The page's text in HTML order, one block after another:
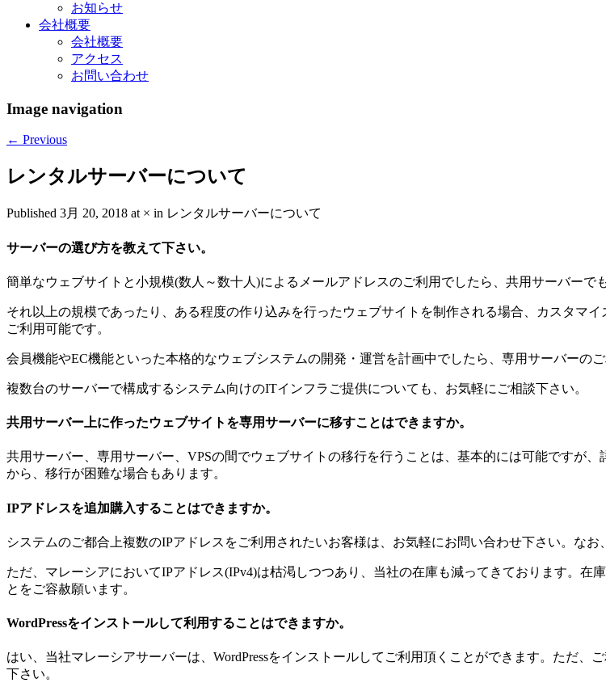
お知らせ
会社概要
会社概要
アクセス
お問い合わせ
Image navigation
← Previous
レンタルサーバーについて
Published 3月 20, 2018 at × in レンタルサーバーについて
サーバーの選び方を教えて下さい。
簡単なウェブサイトと小規模(数人～数十人)によるメールアドレスのご利用でしたら、共用サーバーで
それ以上の規模であったり、ある程度の作り込みを行ったウェブサイトを制作される場合、カスタマ
ご利用可能です。
会員機能やEC機能といった本格的なウェブシステムの開発・運営を計画中でしたら、専用サーバーのご
複数台のサーバーで構成するシステム向けのITインフラご提供についても、お気軽にご相談下さい。
共用サーバー上に作ったウェブサイトを専用サーバーに移すことはできますか。
共用サーバー、専用サーバー、VPSの間でウェブサイトの移行を行うことは、基本的には可能ですが
から、移行が困難な場合もあります。
IPアドレスを追加購入することはできますか。
システムのご都合上複数のIPアドレスをご利用されたいお客様は、お気軽にお問い合わせ下さい。な
ただ、マレーシアにおいてIPアドレス(IPv4)は枯渇しつつあり、当社の在庫も減ってきております。
とをご容赦願います。
WordPressをインストールして利用することはできますか。
はい、当社マレーシアサーバーは、WordPressをインストールしてご利用頂くことができます。ただ
下さい。